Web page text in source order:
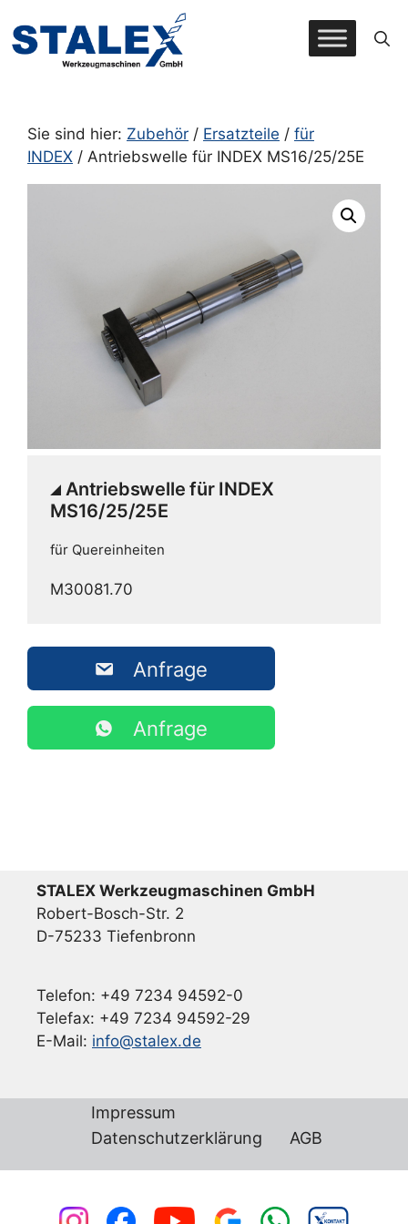
Inhalt
springen
Sie sind hier: Zubehör / Ersatzteile / für
INDEX / Antriebswelle für INDEX MS16/25/25E
Antriebswelle für INDEX
MS16/25/25E
für Quereinheiten
M30081.70
Anfrage
Anfrage
STALEX Werkzeugmaschinen GmbH
Robert-Bosch-Str. 2
D-75233 Tiefenbronn
Telefon: +49 7234 94592-0
Telefax: +49 7234 94592-29
E-Mail: info@stalex.de
Impressum
Datenschutzerklärung
AGB